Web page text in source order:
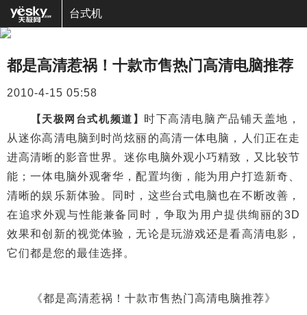
台式机
都是高清惹祸！十款市售热门高清电脑推荐
2010-4-15 05:58
【天极网台式机频道】 时下高清电脑产品铺天盖地，
从迷你高清电脑到时尚炫丽的高清一体电脑，人们正在走
进高清晰的影音世界。迷你电脑外观小巧精致，又比较节
能；一体电脑外观奢华，配置均衡，能为用户打造新奇、
清晰的娱乐新体验。同时，这些台式电脑也在不断改善，
在追求外观与性能兼备同时，争取为用户提供绚丽的3D
效果和创新的视觉体验，无论是玩游戏还是看高清电影，
它们都是您的最佳选择。
《都是高清惹祸！十款市售热门高清电脑推荐》